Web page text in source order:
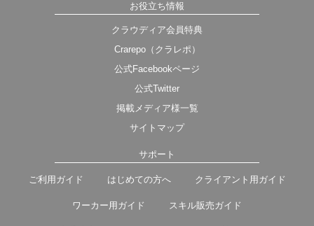
お役立ち情報
クラウディア会員特典
Crarepo（クラレポ）
公式Facebookページ
公式Twitter
掲載メディア様一覧
サイトマップ
サポート
ご利用ガイド はじめての方へ クライアント用ガイド
ワーカー用ガイド スキル販売ガイド